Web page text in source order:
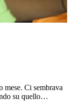
mese. Ci sembrava
su quello…